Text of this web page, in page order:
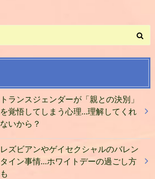
トランスジェンダーが「親との決別」
を覚悟してしまう心理…理解してくれ
ないから？
レズビアンやゲイセクシャルのバレン
タイン事情…ホワイトデーの過ごし方
も